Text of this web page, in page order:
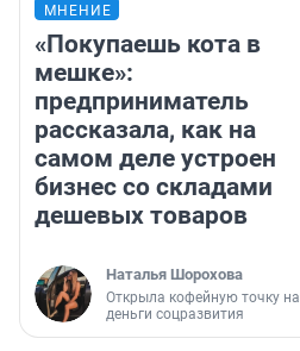
МНЕНИЕ
«Покупаешь кота в
мешке»:
предприниматель
рассказала, как на
самом деле устроен
бизнес со складами
дешевых товаров
Наталья Шорохова
Открыла кофейную точку на
деньги соцразвития